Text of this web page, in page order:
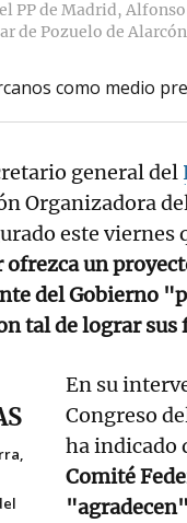
PP de Madrid,
de Pozuelo de Alarcón
como medio
general del
Organizadora
este viernes
ofrezca un
del Gobierno
tal de lograr
En su
Congreso
ha indicado
Comité